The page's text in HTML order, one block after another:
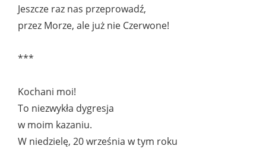
Jeszcze raz nas przeprowadź,
przez Morze, ale już nie Czerwone!
***
Kochani moi!
To niezwykła dygresja
w moim kazaniu.
W niedzielę, 20 września w tym roku